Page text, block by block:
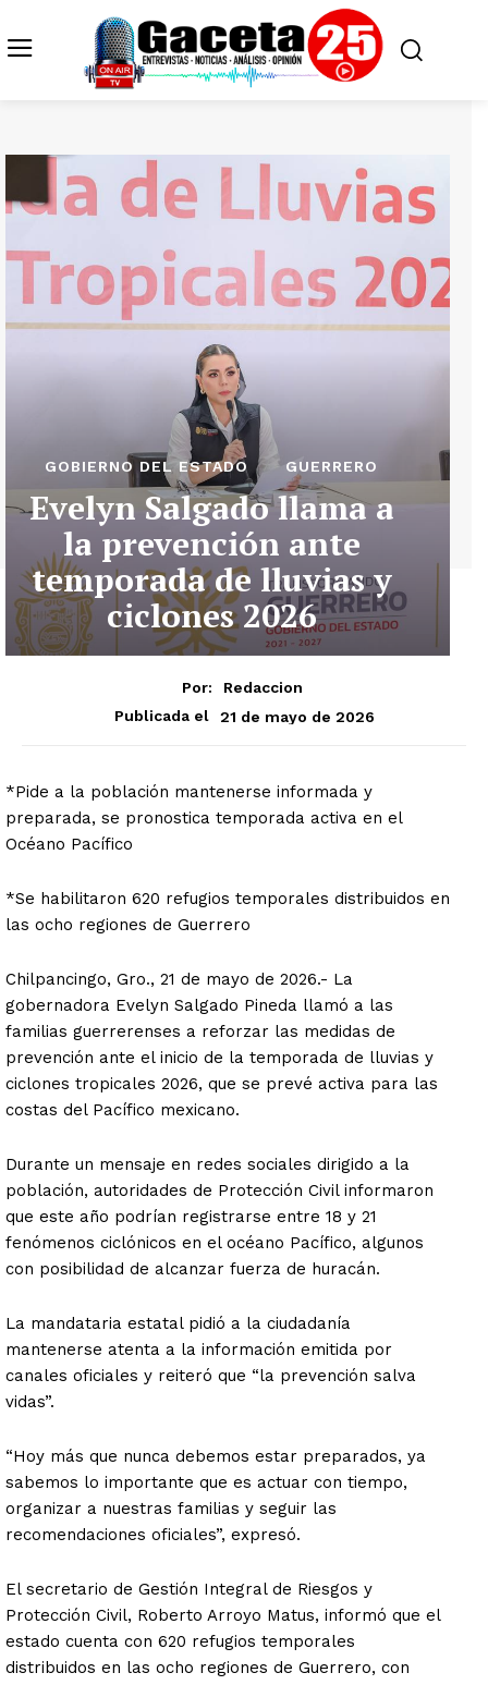
GOBIERNO DEL ESTADO GUERRERO
Evelyn Salgado llama a
la prevención ante
temporada de lluvias y
ciclones 2026
Por:
Redaccion
Publicada el
21 de mayo de 2026
*Pide a la población mantenerse informada y
preparada, se pronostica temporada activa en el
Océano Pacífico
*Se habilitaron 620 refugios temporales distribuidos en
las ocho regiones de Guerrero
Chilpancingo, Gro., 21 de mayo de 2026.- La
gobernadora Evelyn Salgado Pineda llamó a las
familias guerrerenses a reforzar las medidas de
prevención ante el inicio de la temporada de lluvias y
ciclones tropicales 2026, que se prevé activa para las
costas del Pacífico mexicano.
Durante un mensaje en redes sociales dirigido a la
población, autoridades de Protección Civil informaron
que este año podrían registrarse entre 18 y 21
fenómenos ciclónicos en el océano Pacífico, algunos
con posibilidad de alcanzar fuerza de huracán.
La mandataria estatal pidió a la ciudadanía
mantenerse atenta a la información emitida por
canales oficiales y reiteró que “la prevención salva
vidas”.
“Hoy más que nunca debemos estar preparados, ya
sabemos lo importante que es actuar con tiempo,
organizar a nuestras familias y seguir las
recomendaciones oficiales”, expresó.
El secretario de Gestión Integral de Riesgos y
Protección Civil, Roberto Arroyo Matus, informó que el
estado cuenta con 620 refugios temporales
distribuidos en las ocho regiones de Guerrero, con